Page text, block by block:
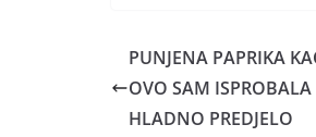
PUNJENA PAPRIKA
OVO SAM
HLADNO PREDJELO